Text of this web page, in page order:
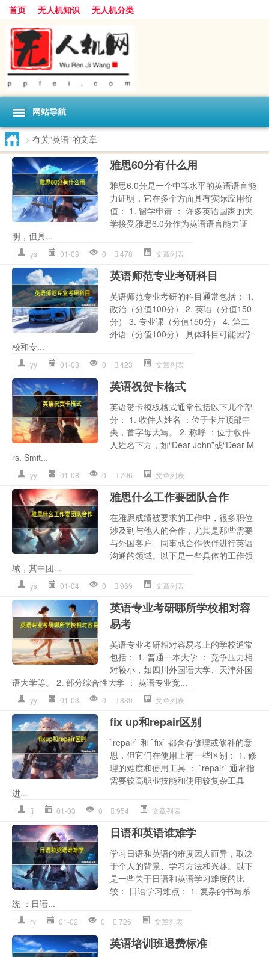
首页 无人机知识 无人机分类
网站导航
> 有关“英语”的文章
雅思60分有什么用
雅思6.0分是一个中等水平的英语语言能
力证明，它在多个方面具有实际应用价
值： 1. 留学申请 ： 许多英语国家的大
学接受雅思6.0分作为英语语言能力证
明，但具...
ys 01-09 0 478 文章列表
英语师范专业考研科目
英语师范专业考研的科目通常包括： 1.
政治（分值100分） 2. 英语（分值150
分） 3. 专业课（分值150分） 4. 第二
外语（分值100分） 具体科目可能因学
校和专...
yy 01-08 0 423 文章列表
英语祝贺卡格式
英语贺卡模板格式通常包括以下几个部
分： 1. 收件人姓名 ：位于卡片顶部中
央，首字母大写。 2. 称呼 ：位于收件
人姓名下方，如“Dear John”或“Dear M
rs. Smit...
yy 01-08 0 706 文章列表
雅思什么工作要团队合作
在雅思成绩被要求的工作中，很多职位
涉及到与他人的合作，尤其是那些需要
与外国客户、同事或合作伙伴进行英语
沟通的领域。以下是一些具体的工作领
域，其中团...
ys 01-04 0 969 文章列表
英语专业考研哪所学校相对容
易考
英语专业考研相对容易考上的学校通常
包括： 1. 普通一本大学 ： 竞争压力相
对较小，如四川外国语大学、天津外国
语大学等。 2. 部分综合性大学 ： 英语专业竞...
yy 01-03 0 889 文章列表
fix up和repair区别
`repair` 和 `fix` 都含有修理或修补的意
思，但它们在使用上有一些区别： 1. 修
理的难度和使用工具 ： `repair` 通常指
需要较高职业技能和使用较复杂工具
进...
fi 01-03 0 954 文章列表
日语和英语谁难学
学习日语和英语的难度因人而异，取决
于个人的背景、学习方法和兴趣。以下
是一些关于日语和英语学习难度的比
较： 日语学习难点： 1. 复杂的书写系
统 ：日语...
ry 01-02 0 726 文章列表
英语培训班退费标准